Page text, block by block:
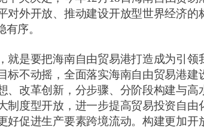
对外开放、推动建设开放型世界经济的
序。
就是要把海南自由贸易港打造成为引领
标不动摇，全面落实海南自由贸易港建
、改革创新，分步骤、分阶段构建与高
制度型开放，进一步提高贸易投资自由
好促进生产要素跨境流动。构建更加开